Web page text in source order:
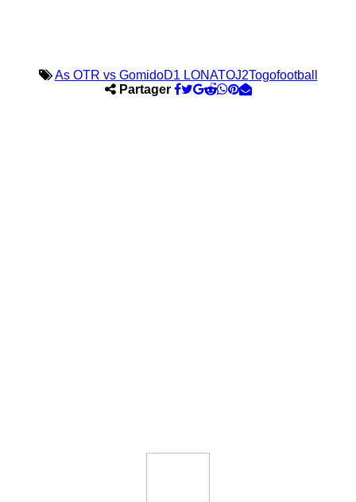
As OTR vs GomidoD1 LONATOJ2Togofootball
Partager